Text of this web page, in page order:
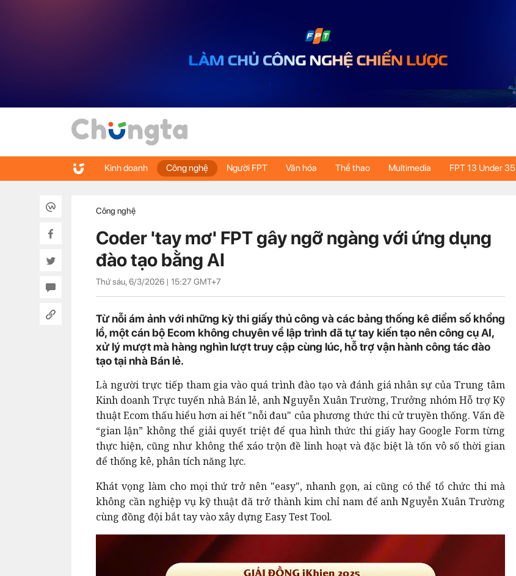
Kinh doanh Công nghệ Người FPT Văn hóa Thể thao Multimedia FPT 13 Under 35
Công nghệ
Coder 'tay mơ' FPT gây ngỡ ngàng với ứng dụng
đào tạo bằng AI
Thứ sáu, 6/3/2026 | 15:27 GMT+7
Từ nỗi ám ảnh với những kỳ thi giấy thủ công và các bảng thống kê điểm số khổng
lồ, một cán bộ Ecom không chuyên về lập trình đã tự tay kiến tạo nên công cụ AI,
xử lý mượt mà hàng nghìn lượt truy cập cùng lúc, hỗ trợ vận hành công tác đào
tạo tại nhà Bán lẻ.
Là người trực tiếp tham gia vào quá trình đào tạo và đánh giá nhân sự của Trung tâm
Kinh doanh Trực tuyến nhà Bán lẻ, anh Nguyễn Xuân Trường, Trưởng nhóm Hỗ trợ Kỹ
thuật Ecom thấu hiểu hơn ai hết "nỗi đau" của phương thức thi cử truyền thống. Vấn đề
“gian lận” không thể giải quyết triệt để qua hình thức thi giấy hay Google Form từng
thực hiện, cũng như không thể xáo trộn đề linh hoạt và đặc biệt là tốn vô số thời gian
để thống kê, phân tích năng lực.
Khát vọng làm cho mọi thứ trở nên "easy", nhanh gọn, ai cũng có thể tổ chức thi mà
không cần nghiệp vụ kỹ thuật đã trở thành kim chỉ nam để anh Nguyễn Xuân Trường
cùng đồng đội bắt tay vào xây dựng Easy Test Tool.